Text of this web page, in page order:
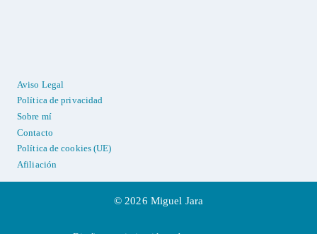
Aviso Legal
Política de privacidad
Sobre mí
Contacto
Política de cookies (UE)
Afiliación
© 2026 Miguel Jara